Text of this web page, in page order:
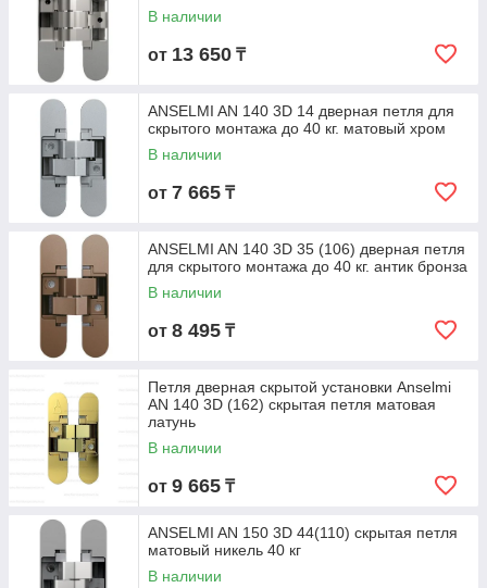
В наличии
от 13 650 ₸
ANSELMI AN 140 3D 14 дверная петля для
скрытого монтажа до 40 кг. матовый хром
В наличии
от 7 665 ₸
ANSELMI AN 140 3D 35 (106) дверная петля
для скрытого монтажа до 40 кг. антик бронза
В наличии
от 8 495 ₸
Петля дверная скрытой установки Anselmi
AN 140 3D (162) скрытая петля матовая
латунь
В наличии
от 9 665 ₸
ANSELMI AN 150 3D 44(110) скрытая петля
матовый никель 40 кг
В наличии